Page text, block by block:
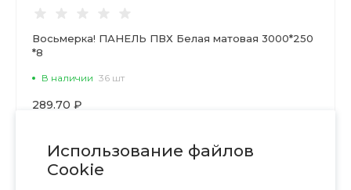
Использование файлов
Cookie
Восьмерка! ПАНЕЛЬ ПВХ Белая матовая 3000*250
*8
В наличии 36 шт
289.70 ₽